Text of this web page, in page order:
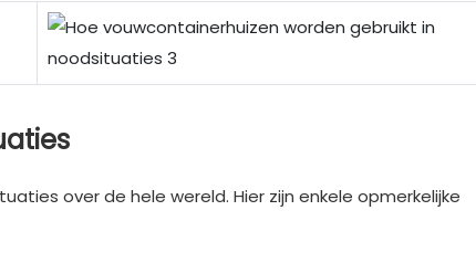
over de hele wereld. Hier zijn enkele opmerkelijke